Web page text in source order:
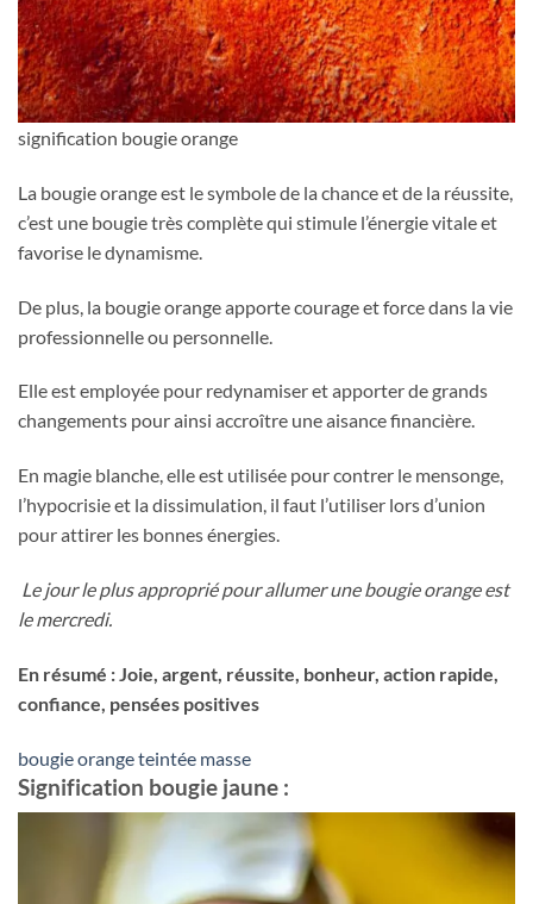
signification bougie orange
La bougie orange est le symbole de la chance et de la réussite,
c’est une bougie très complète qui stimule l’énergie vitale et
favorise le dynamisme.
De plus, la bougie orange apporte courage et force dans la vie
professionnelle ou personnelle.
Elle est employée pour redynamiser et apporter de grands
changements pour ainsi accroître une aisance financière.
En magie blanche, elle est utilisée pour contrer le mensonge,
l’hypocrisie et la dissimulation, il faut l’utiliser lors d’union
pour attirer les bonnes énergies.
Le jour le plus approprié pour allumer une bougie orange est
le mercredi.
En résumé : Joie, argent, réussite, bonheur, action rapide,
confiance, pensées positives
bougie orange teintée masse
Signification bougie jaune :